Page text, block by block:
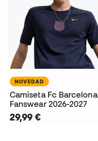
NOVEDAD
Camiseta Fc Barcelona
Fanswear 2026-2027
29,99 €